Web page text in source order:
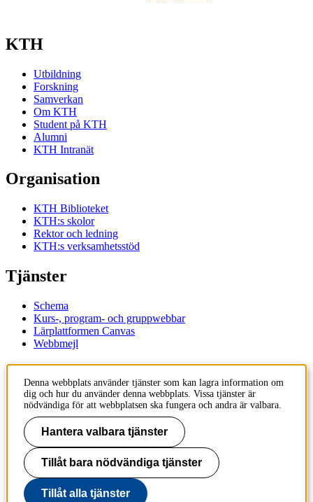
KTH
Utbildning
Forskning
Samverkan
Om KTH
Student på KTH
Alumni
KTH Intranät
Organisation
KTH Biblioteket
KTH:s skolor
Rektor och ledning
KTH:s verksamhetsstöd
Tjänster
Schema
Kurs-, program- och gruppwebbar
Lärplattformen Canvas
Webbmejl
Kontakt
KTH
100 44 Stockholm
+46 8 790 60 00
Kontakta KTH
Jobba på KTH
Press och media
Faktura och betalning KTH
Denna webbplats använder tjänster som kan lagra information om
dig och hur du använder denna webbplats. Vissa tjänster är
nödvändiga för att webbplatsen ska fungera och andra är valbara.
Hantera valbara tjänster
Tillåt bara nödvändiga tjänster
Tillåt alla tjänster